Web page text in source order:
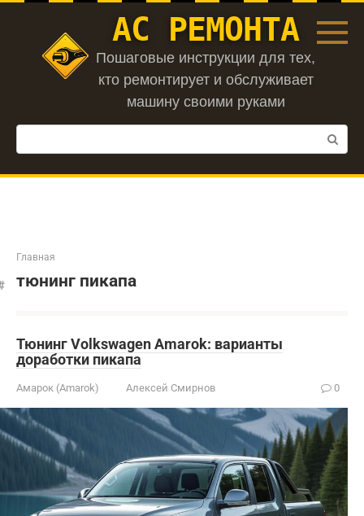
Перейти
АС РЕМОНТА
Пошаговые инструкции для тех,
кто ремонтирует и обслуживает
машину своими руками
Поиск:
Главная
тюнинг пикапа
Тюнинг Volkswagen Amarok: варианты
доработки пикапа
Амарок (Amarok) Алексей Смирнов 0